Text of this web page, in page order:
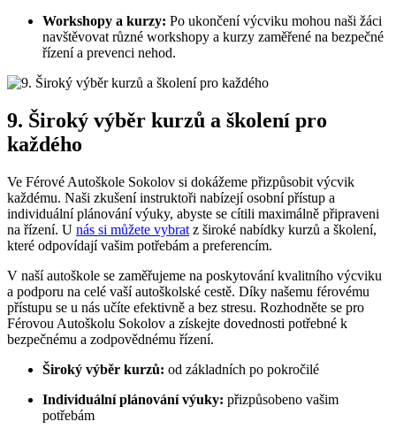
Workshopy a kurzy: Po ukončení výcviku mohou naši žáci
navštěvovat různé workshopy a kurzy zaměřené na bezpečné
řízení a prevenci nehod.
9. Široký výběr kurzů a školení pro
každého
Ve Férové Autoškole Sokolov si dokážeme přizpůsobit výcvik
každému. Naši zkušení instruktoři nabízejí osobní přístup a
individuální plánování výuky, abyste se cítili maximálně připraveni
na řízení. U nás si můžete vybrat z široké nabídky kurzů a školení,
které odpovídají vašim potřebám a preferencím.
V naší autoškole se zaměřujeme na poskytování kvalitního výcviku
a podporu na celé vaší autoškolské cestě. Díky našemu férovému
přístupu se u nás učíte efektivně a bez stresu. Rozhodněte se pro
Férovou Autoškolu Sokolov a získejte dovednosti potřebné k
bezpečnému a zodpovědnému řízení.
Široký výběr kurzů: od základních po pokročilé
Individuální plánování výuky: přizpůsobeno vašim
potřebám